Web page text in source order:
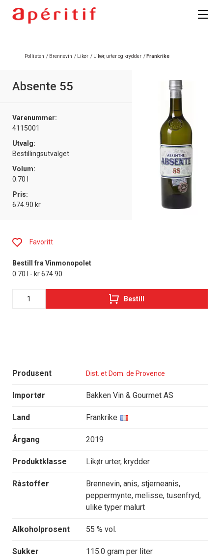
Pollisten / Brennevin / Likør / Likør, urter og krydder / Frankrike
Absente 55
Varenummer:
4115001
Utvalg:
Bestillingsutvalget
Volum:
0.70 l
Pris:
674.90 kr
Produsent Dist. et Dom. de Provence
Importør Bakken Vin & Gourmet AS
Land Frankrike
Årgang 2019
Produktklasse Likør urter, krydder
Råstoffer
Brennevin, anis, stjerneanis,
peppermynte, melisse, tusenfryd,
ulike typer malurt
Alkoholprosent 55 % vol.
Sukker 115.0 gram per liter
Favoritt
Bestill fra Vinmonopolet
0.70 l - kr 674.90
Bestill